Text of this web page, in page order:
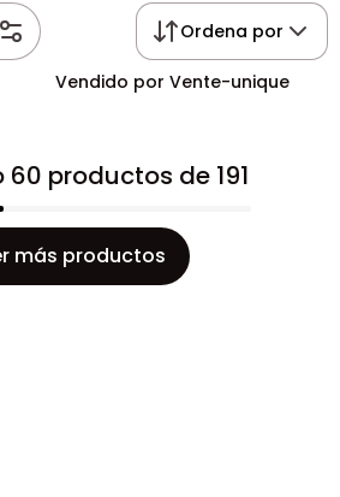
Ordena por
Vendido por Vente-unique
60 productos de 191
más productos